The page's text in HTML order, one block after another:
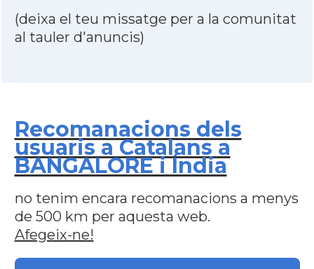
(deixa el teu missatge per a la comunitat
al tauler d'anuncis)
Recomanacions dels
usuaris a Catalans a
BANGALORE i Índia
no tenim encara recomanacions a menys
de 500 km per aquesta web.
Afegeix-ne!